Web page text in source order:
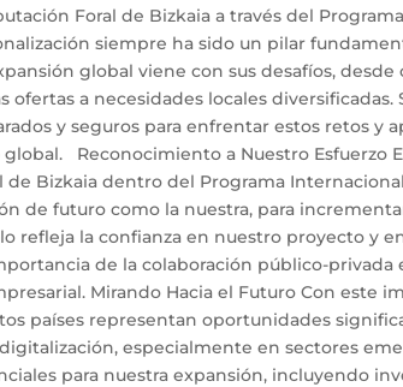
Foral de Bizkaia a través del
siempre ha sido un pilar
global viene con sus desafíos,
ofertas a necesidades locales
y seguros para enfrentar estos retos y
Reconocimiento a Nuestro Esfuerzo
Bizkaia dentro del Programa
de futuro como la nuestra, para
refleja la confianza en nuestro proyecto y
de la colaboración público-
Mirando Hacia el Futuro Con este
países representan oportunidades
especialmente en sectores
para nuestra expansión, incluyendo